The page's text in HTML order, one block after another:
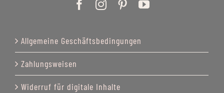
Allgemeine Geschäftsbedingungen
Zahlungsweisen
Widerruf für digitale Inhalte